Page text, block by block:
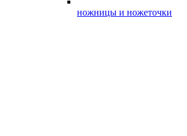
ножницы и ножеточки